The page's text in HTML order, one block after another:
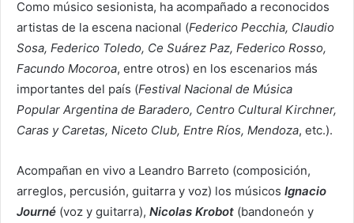
Como músico sesionista, ha acompañado a reconocidos
artistas de la escena nacional (Federico Pecchia, Claudio
Sosa, Federico Toledo, Ce Suárez Paz, Federico Rosso,
Facundo Mocoroa, entre otros) en los escenarios más
importantes del país (Festival Nacional de Música
Popular Argentina de Baradero, Centro Cultural Kirchner,
Caras y Caretas, Niceto Club, Entre Ríos, Mendoza, etc.).
Acompañan en vivo a Leandro Barreto (composición,
arreglos, percusión, guitarra y voz) los músicos Ignacio
Journé (voz y guitarra), Nicolas Krobot (bandoneón y